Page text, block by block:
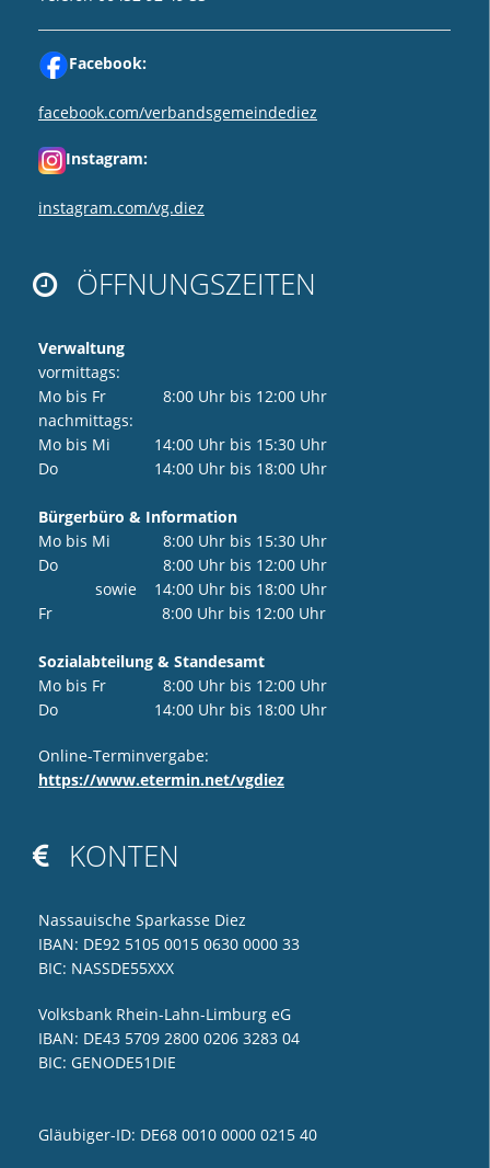
Facebook:
facebook.com/verbandsgemeindediez
Instagram:
instagram.com/vg.diez
 ÖFFNUNGSZEITEN
Verwaltung
vormittags:
Mo bis Fr 8:00 Uhr bis 12:00 Uhr
nachmittags:
Mo bis Mi 14:00 Uhr bis 15:30 Uhr
Do 14:00 Uhr bis 18:00 Uhr
Bürgerbüro & Information
Mo bis Mi 8:00 Uhr bis 15:30 Uhr
Do 8:00 Uhr bis 12:00 Uhr
sowie 14:00 Uhr bis 18:00 Uhr
Fr 8:00 Uhr bis 12:00 Uhr
Sozialabteilung & Standesamt
Mo bis Fr 8:00 Uhr bis 12:00 Uhr
Do 14:00 Uhr bis 18:00 Uhr
Online-Terminvergabe:
https://www.etermin.net/vgdiez
 KONTEN
Nassauische Sparkasse Diez
IBAN: DE92 5105 0015 0630 0000 33
BIC: NASSDE55XXX
Volksbank Rhein-Lahn-Limburg eG
IBAN: DE43 5709 2800 0206 3283 04
BIC: GENODE51DIE
Gläubiger-ID: DE68 0010 0000 0215 40